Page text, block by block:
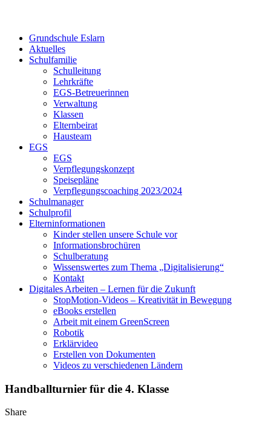
Grundschule Eslarn
Aktuelles
Schulfamilie
Schulleitung
Lehrkräfte
EGS-Betreuerinnen
Verwaltung
Klassen
Elternbeirat
Hausteam
EGS
EGS
Verpflegungskonzept
Speisepläne
Verpflegungscoaching 2023/2024
Schulmanager
Schulprofil
Elterninformationen
Kinder stellen unsere Schule vor
Informationsbrochüren
Schulberatung
Wissenswertes zum Thema „Digitalisierung“
Kontakt
Digitales Arbeiten – Lernen für die Zukunft
StopMotion-Videos – Kreativität in Bewegung
eBooks erstellen
Arbeit mit einem GreenScreen
Robotik
Erklärvideo
Erstellen von Dokumenten
Videos zu verschiedenen Ländern
Handballturnier für die 4. Klasse
Share